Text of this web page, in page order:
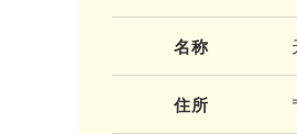
名称
住所